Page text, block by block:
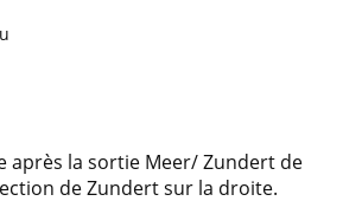
après la sortie Meer/ Zundert de
de Zundert sur la droite.